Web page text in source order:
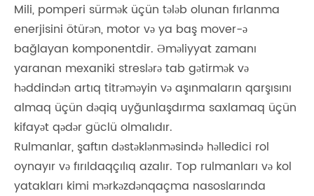
Mili, pomperi sürmək üçün tələb olunan fırlanma
enerjisini ötürən, motor və ya baş mover-ə
bağlayan komponentdir. Əməliyyat zamanı
yaranan mexaniki streslərə tab gətirmək və
həddindən artıq titrəməyin və aşınmaların qarşısını
almaq üçün dəqiq uyğunlaşdırma saxlamaq üçün
kifayət qədər güclü olmalıdır.
Rulmanlar, şaftın dəstəklənməsində həlledici rol
oynayır və fırıldaqçılıq azalır. Top rulmanları və kol
yatakları kimi mərkəzdənqaçma nasoslarında